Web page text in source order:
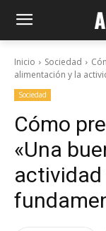
Inicio Sociedad
alimentación y la
Sociedad
Cómo
«Una